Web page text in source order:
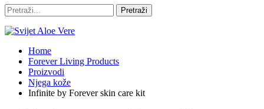
Home
Forever Living Products
Proizvodi
Njega kože
Infinite by Forever skin care kit